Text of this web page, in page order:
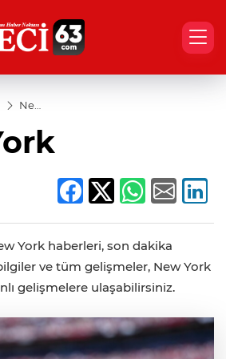
New
York haberleri, son dakika
ve tüm gelişmeler, New York
gelişmelere ulaşabilirsiniz.